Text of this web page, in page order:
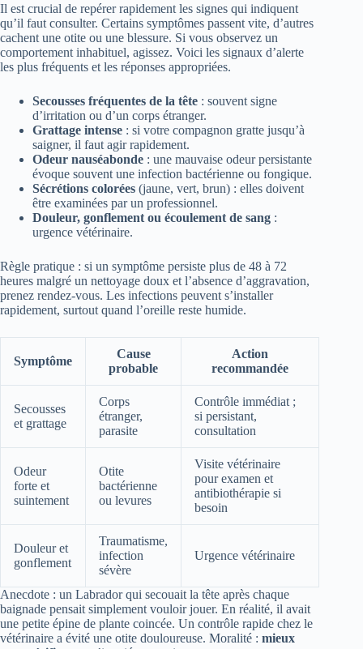
Il est crucial de repérer rapidement les signes qui indiquent
qu’il faut consulter. Certains symptômes passent vite, d’autres
cachent une otite ou une blessure. Si vous observez un
comportement inhabituel, agissez. Voici les signaux d’alerte
les plus fréquents et les réponses appropriées.
Secousses fréquentes de la tête : souvent signe
d’irritation ou d’un corps étranger.
Grattage intense : si votre compagnon gratte jusqu’à
saigner, il faut agir rapidement.
Odeur nauséabonde : une mauvaise odeur persistante
évoque souvent une infection bactérienne ou fongique.
Sécrétions colorées (jaune, vert, brun) : elles doivent
être examinées par un professionnel.
Douleur, gonflement ou écoulement de sang :
urgence vétérinaire.
Règle pratique : si un symptôme persiste plus de 48 à 72
heures malgré un nettoyage doux et l’absence d’aggravation,
prenez rendez-vous. Les infections peuvent s’installer
rapidement, surtout quand l’oreille reste humide.
Symptôme
Cause
probable
Action
recommandée
Secousses
et grattage
Corps
étranger,
parasite
Contrôle immédiat ;
si persistant,
consultation
Odeur
forte et
suintement
Otite
bactérienne
ou levures
Visite vétérinaire
pour examen et
antibiothérapie si
besoin
Douleur et
gonflement
Traumatisme,
infection
sévère
Urgence vétérinaire
Anecdote : un Labrador qui secouait la tête après chaque
baignade pensait simplement vouloir jouer. En réalité, il avait
une petite épine de plante coincée. Un contrôle rapide chez le
vétérinaire a évité une otite douloureuse. Moralité : mieux